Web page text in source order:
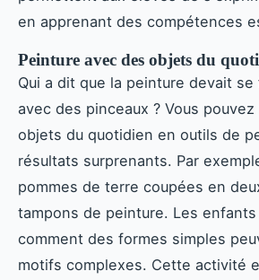
en apprenant des compétences
Peinture avec des objets du
Qui a dit que la peinture devait
avec des pinceaux ? Vous
objets du quotidien en outils de
résultats surprenants. Par
pommes de terre coupées en
tampons de peinture. Les
comment des formes simples
motifs complexes. Cette activité